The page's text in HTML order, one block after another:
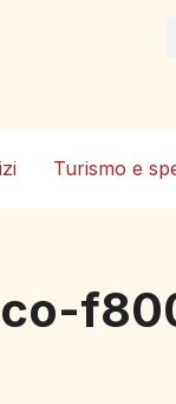
Turismo e